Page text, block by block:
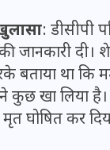
: डीसीपी
जानकारी दी।
बताया था कि
कुछ खा लिया
घोषित कर